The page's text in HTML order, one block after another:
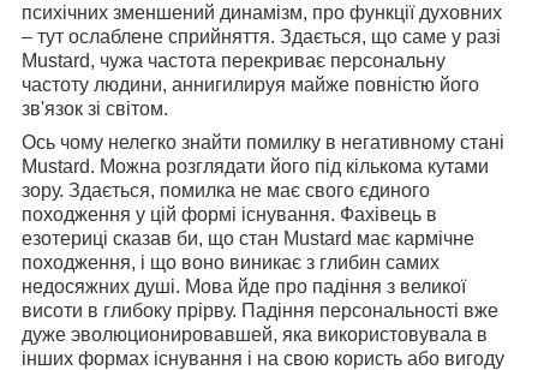
психічних зменшений динамізм, про функції духовних
– тут ослаблене сприйняття. Здається, що саме у разі
Mustard, чужа частота перекриває персональну
частоту людини, аннигилируя майже повністю його
зв'язок зі світом.
Ось чому нелегко знайти помилку в негативному стані
Mustard. Можна розглядати його під кількома кутами
зору. Здається, помилка не має свого єдиного
походження у цій формі існування. Фахівець в
езотериці сказав би, що стан Mustard має кармічне
походження, і що воно виникає з глибин самих
недосяжних душі. Мова йде про падіння з великої
висоти в глибоку прірву. Падіння персональності вже
дуже эволюционировавшей, яка використовувала в
інших формах існування і на свою користь або вигоду